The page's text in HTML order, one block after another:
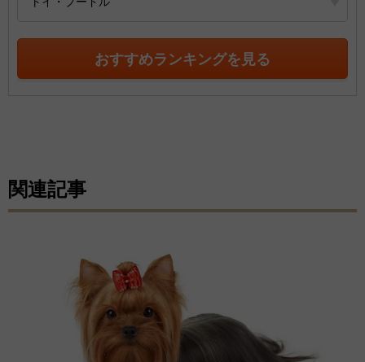
おすすめランキングを見る
関連記事